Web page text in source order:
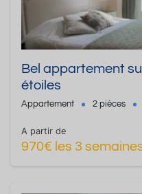
Bel appartement
étoiles
Appartement 2 pièces
A partir de
970€ les 3